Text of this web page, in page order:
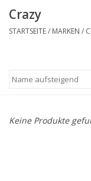
Karaffen
Geschenke
Crazy
STARTSEITE/ MARKEN /
Keine Produkte